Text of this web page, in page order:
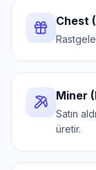
Chest
Miner
Satın
üretir.